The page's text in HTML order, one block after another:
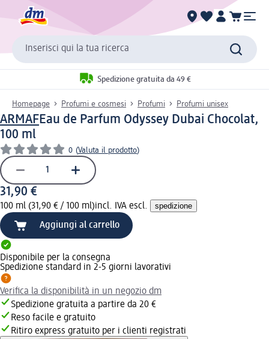
Inserisci qui la tua ricerca
Spedizione gratuita da 49 €
Homepage Profumi e cosmesi Profumi Profumi unisex
ARMAFEau de Parfum Odyssey Dubai Chocolat,
100 ml
0 (Valuta il prodotto)
31,90 €
100 ml (31,90 € / 100 ml)incl. IVA escl. spedizione
Aggiungi al carrello
Disponibile per la consegna
Spedizione standard in 2-5 giorni lavorativi
Verifica la disponibilità in un negozio dm
Spedizione gratuita a partire da 20 €
Reso facile e gratuito
Ritiro express gratuito per i clienti registrati